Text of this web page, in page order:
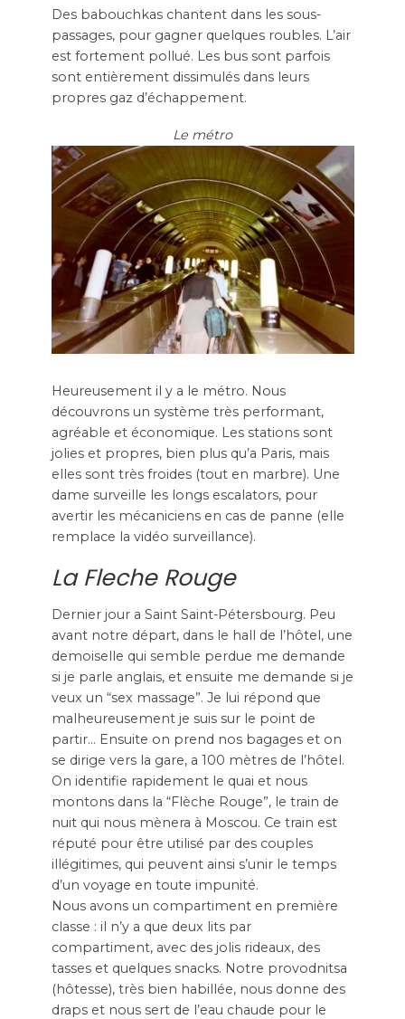
Des babouchkas chantent dans les sous-
passages, pour gagner quelques roubles. L’air
est fortement pollué. Les bus sont parfois
sont entièrement dissimulés dans leurs
propres gaz d’échappement.
Le métro
Heureusement il y a le métro. Nous
découvrons un système très performant,
agréable et économique. Les stations sont
jolies et propres, bien plus qu’a Paris, mais
elles sont très froides (tout en marbre). Une
dame surveille les longs escalators, pour
avertir les mécaniciens en cas de panne (elle
remplace la vidéo surveillance).
La Fleche Rouge
Dernier jour a Saint Saint-Pétersbourg. Peu
avant notre départ, dans le hall de l’hôtel, une
demoiselle qui semble perdue me demande
si je parle anglais, et ensuite me demande si je
veux un “sex massage”. Je lui répond que
malheureusement je suis sur le point de
partir… Ensuite on prend nos bagages et on
se dirige vers la gare, a 100 mètres de l’hôtel.
On identifie rapidement le quai et nous
montons dans la “Flèche Rouge”, le train de
nuit qui nous mènera à Moscou. Ce train est
réputé pour être utilisé par des couples
illégitimes, qui peuvent ainsi s’unir le temps
d’un voyage en toute impunité.
Nous avons un compartiment en première
classe : il n’y a que deux lits par
compartiment, avec des jolis rideaux, des
tasses et quelques snacks. Notre provodnitsa
(hôtesse), très bien habillée, nous donne des
draps et nous sert de l’eau chaude pour le